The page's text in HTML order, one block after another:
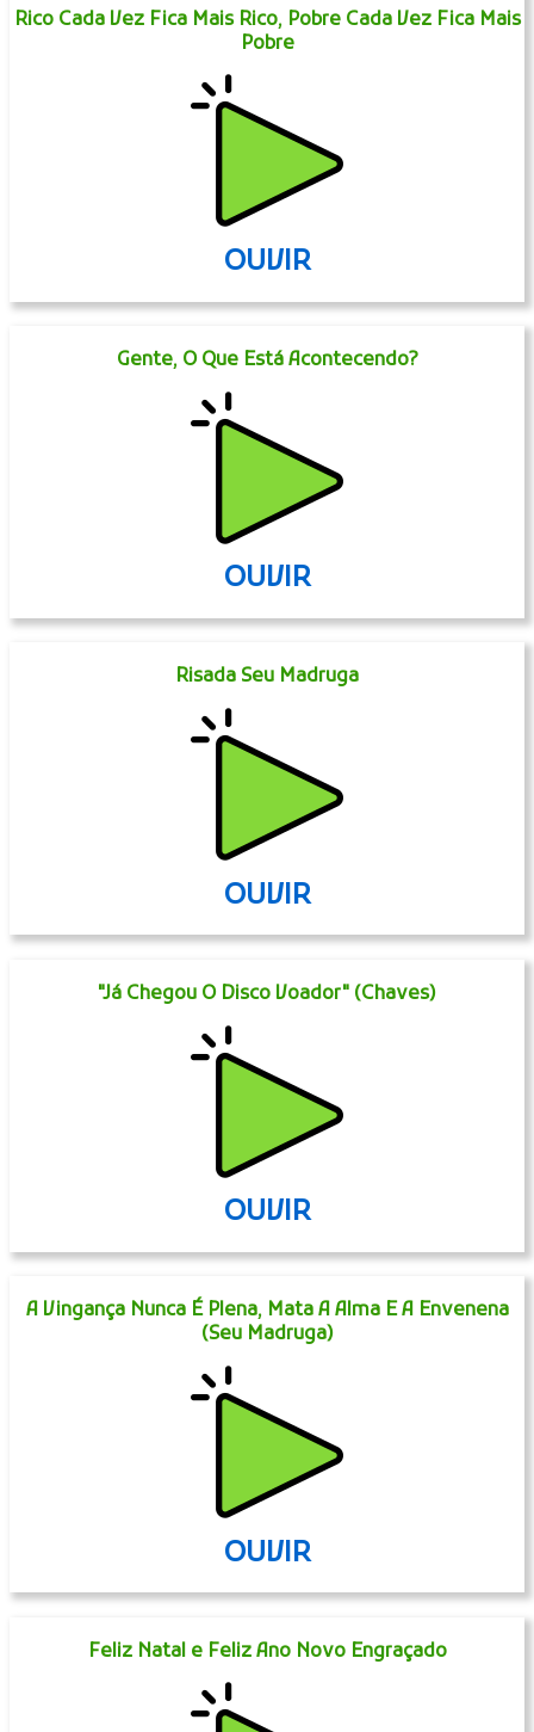
Rico Cada Vez Fica Mais Rico, Pobre Cada Vez Fica Mais
Pobre
OUVIR
Gente, O Que Está Acontecendo?
OUVIR
Risada Seu Madruga
OUVIR
"Já Chegou O Disco Voador" (Chaves)
OUVIR
A Vingança Nunca É Plena, Mata A Alma E A Envenena
(Seu Madruga)
OUVIR
Feliz Natal e Feliz Ano Novo Engraçado